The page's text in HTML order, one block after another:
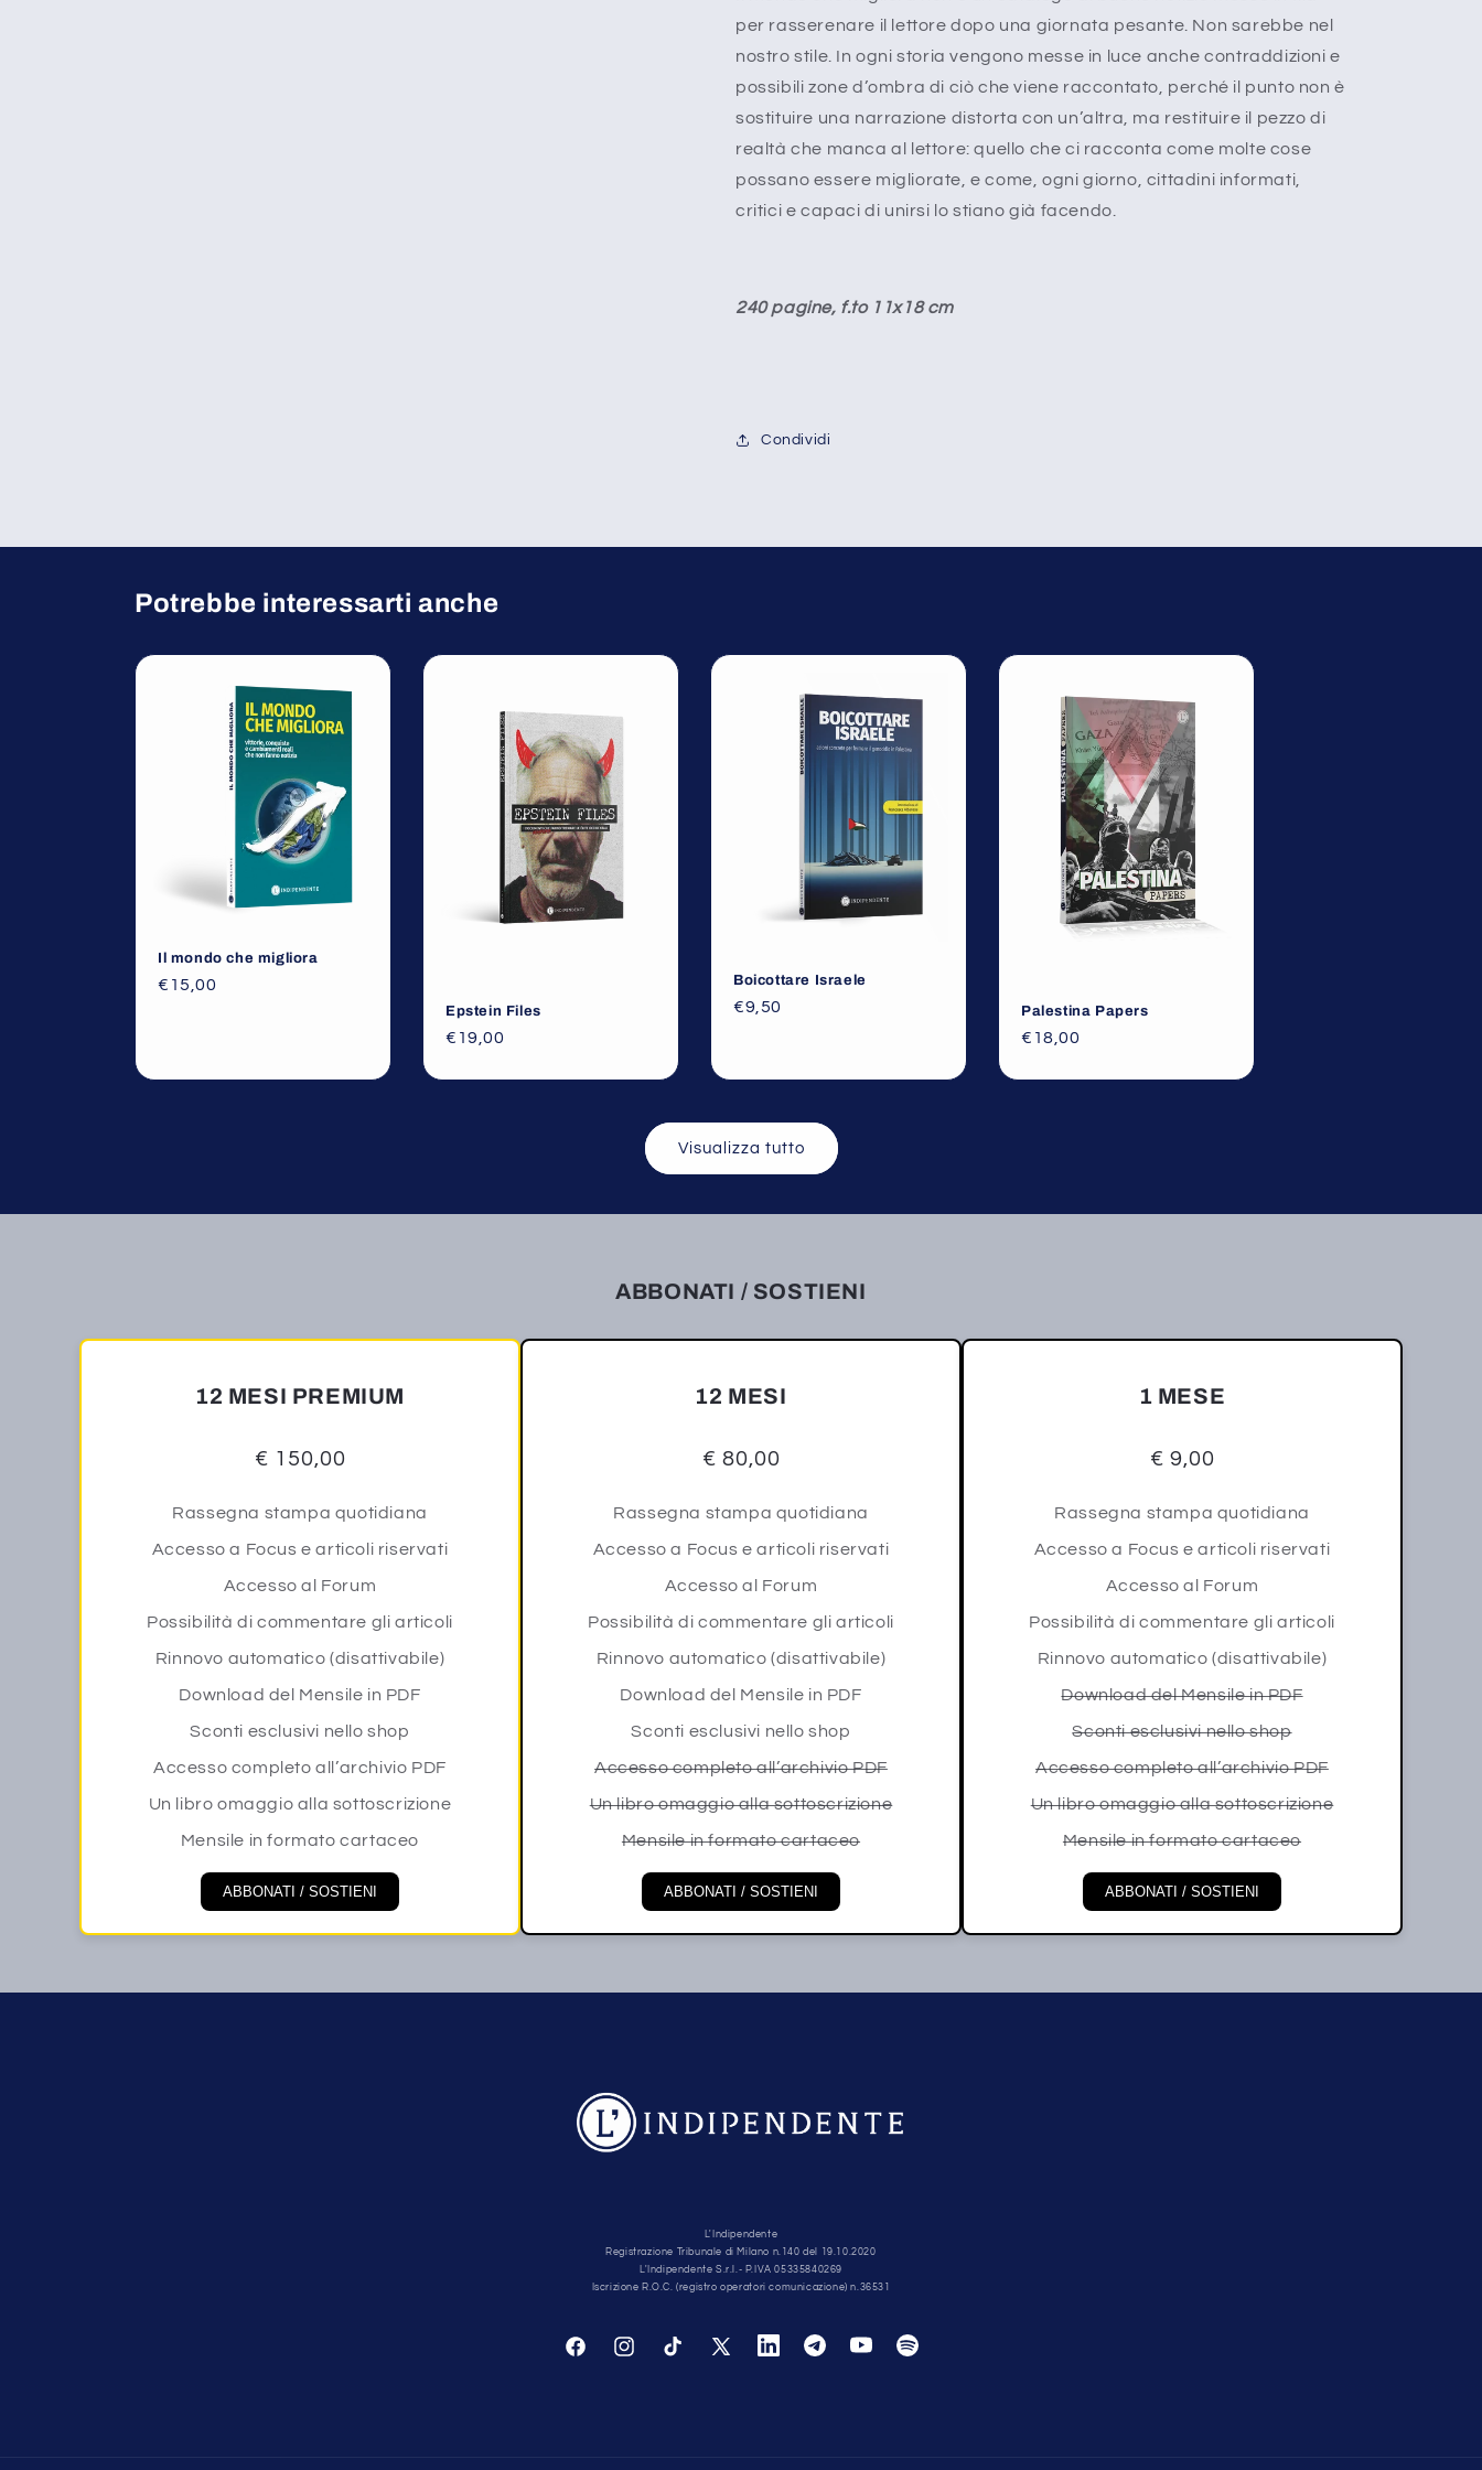
per rasserenare il lettore dopo una giornata pesante. Non sarebbe nel
nostro stile. In ogni storia vengono messe in luce anche contraddizioni e
possibili zone d’ombra di ciò che viene raccontato, perché il punto non è
sostituire una narrazione distorta con un’altra, ma restituire il pezzo di
realtà che manca al lettore: quello che ci racconta come molte cose
possano essere migliorate, e come, ogni giorno, cittadini informati,
critici e capaci di unirsi lo stiano già facendo.
240 pagine, f.to 11x18 cm
Condividi
Potrebbe interessarti anche
Il mondo che migliora
€15,00
Epstein Files
€19,00
Boicottare Israele
€9,50 Palestina Papers
€18,00
Visualizza tutto
ABBONATI / SOSTIENI
12 MESI PREMIUM
€ 150,00
Rassegna stampa quotidiana
Accesso a Focus e articoli riservati
Accesso al Forum
Possibilità di commentare gli articoli
Rinnovo automatico (disattivabile)
Download del Mensile in PDF
Sconti esclusivi nello shop
Accesso completo all’archivio PDF
Un libro omaggio alla sottoscrizione
Mensile in formato cartaceo
ABBONATI / SOSTIENI
12 MESI
€ 80,00
Rassegna stampa quotidiana
Accesso a Focus e articoli riservati
Accesso al Forum
Possibilità di commentare gli articoli
Rinnovo automatico (disattivabile)
Download del Mensile in PDF
Sconti esclusivi nello shop
Accesso completo all’archivio PDF
Un libro omaggio alla sottoscrizione
Mensile in formato cartaceo
ABBONATI / SOSTIENI
1 MESE
€ 9,00
Rassegna stampa quotidiana
Accesso a Focus e articoli riservati
Accesso al Forum
Possibilità di commentare gli articoli
Rinnovo automatico (disattivabile)
Download del Mensile in PDF
Sconti esclusivi nello shop
Accesso completo all’archivio PDF
Un libro omaggio alla sottoscrizione
Mensile in formato cartaceo
ABBONATI / SOSTIENI
L'Indipendente
Registrazione Tribunale di Milano n.140 del 19.10.2020
L'Indipendente S.r.l.- P.IVA 05335840269
Iscrizione R.O.C. (registro operatori comunicazione) n.36531
FacebookInstagramTikTok
X
PinterestSnapchatTumblrVimeo